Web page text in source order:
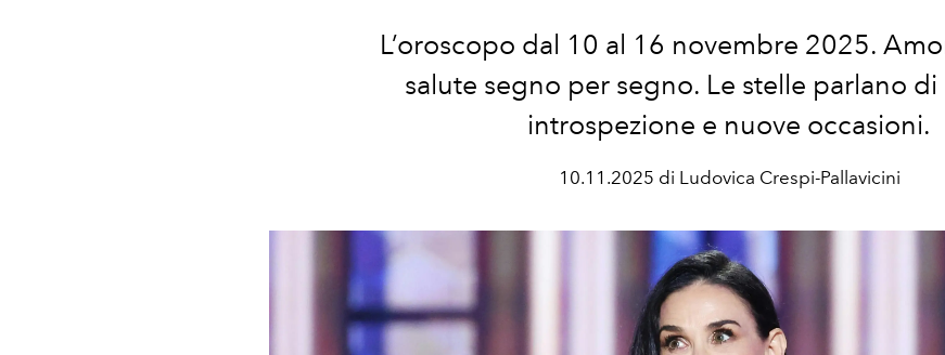
L’oroscopo dal 10 al 16 novembre 2025.
salute segno per segno. Le stelle parlano di
introspezione e nuove occasioni.
10.11.2025 di Ludovica Crespi-Pallavicini